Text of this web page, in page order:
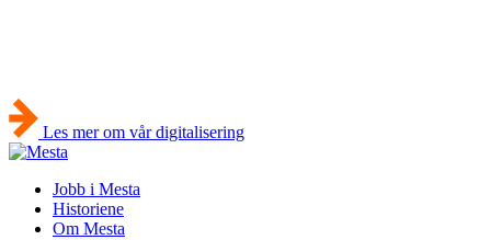
Les mer om vår digitalisering
Jobb i Mesta
Historiene
Om Mesta